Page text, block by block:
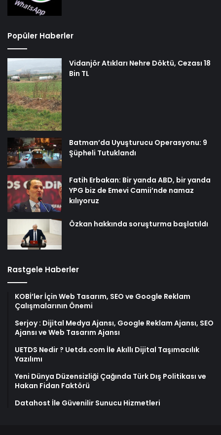
Popüler Haberler
Vidanjör Atıkları Nehre Döktü, Cezası 18
Bin TL
Batman’da Uyuşturucu Operasyonu: 9
Şüpheli Tutuklandı
Fatih Erbakan: Bir yanda ABD, bir yanda
YPG biz de Emevi Camii’nde namaz
kılıyoruz
Özkan hakkında soruşturma başlatıldı
Rastgele Haberler
KOBİ’ler İçin Web Tasarım, SEO ve Google Reklam
Çalışmalarının Önemi
Serjoy : Dijital Medya Ajansı, Google Reklam Ajansı, SEO
Ajansı ve Web Tasarım Ajansı
UETDS Nedir ? Uetds.com İle Akıllı Dijital Taşımacılık
Yazılımı
Yeni Dünya Düzensizliği Çağında Türk Dış Politikası ve
Hakan Fidan Faktörü
Datahost İle Güvenilir Sunucu Hizmetleri